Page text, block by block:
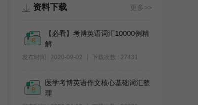
资料下载 更多>>
【必看】考博英语词汇10000例精
解
发布时间 : 2020-09-02 下载次数 : 27431
医学考博英语作文核心基础词汇整
理